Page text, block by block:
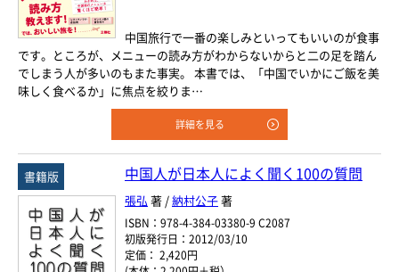
中国旅行で一番の楽しみといってもいいのが食事
です。ところが、メニューの読み方がわからないからと二の足を踏ん
でしまう人が多いのもまた事実。 本書では、「中国でいかにご飯を美
味しく食べるか」に焦点を絞りま…
詳細を見る
中国人が日本人によく聞く100の質問
張弘 著 /納村公子著
ISBN：978-4-384-03380-9 C2087
初版発行日：2012/03/10
定価： 2,420円
書籍版